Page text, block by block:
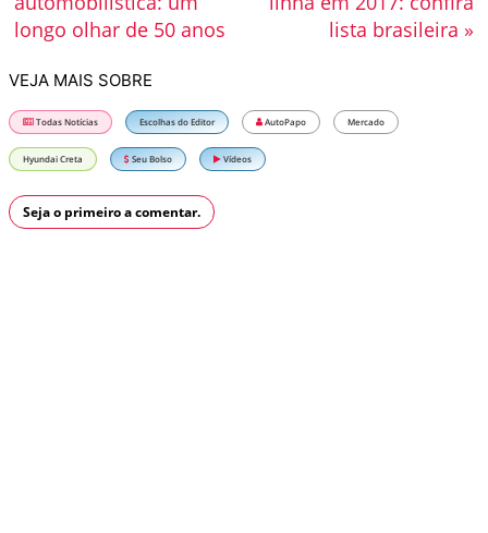
lista brasileira »
longo olhar de 50 anos
VEJA MAIS SOBRE
Todas Notícias Escolhas do Editor AutoPapo Mercado
Hyundai Creta Seu Bolso Vídeos
Seja o primeiro a comentar.